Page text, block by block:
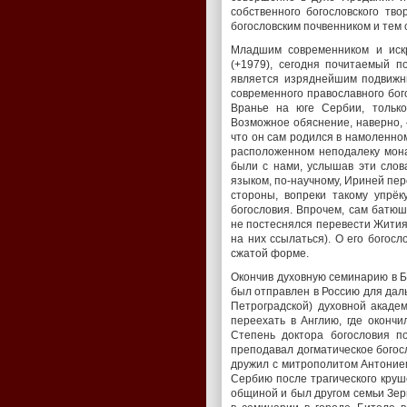
собственного богословского
богословским почвенником и
Младшим современником и
(+1979), сегодня почитаемый
является изряднейшим
современного православного
Вранье на юге Сербии,
Возможное обяснение,
что он сам родился в
расположенном неподалеку
были с нами, услышав эти
языком, по-научному, Ириней
стороны, вопреки такому
богословия. Впрочем, сам
не постeснялся перевести
на них ссылаться). О его
сжатой форме.
Окончив духовную семинарию в
был отправлен в Россию для
Петроградской) духовной
переехать в Англию, где
Степень доктора
преподавал догматическое
дружил с митрополитом
Сербию после трагического
общиной и был другом семьи